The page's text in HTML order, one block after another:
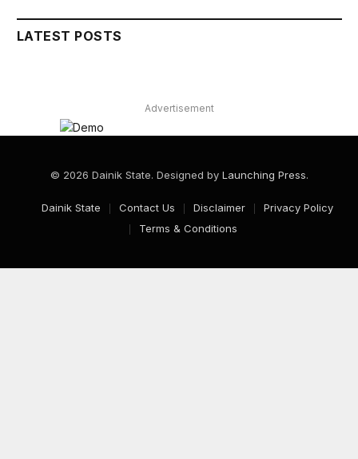
LATEST POSTS
Advertisement
© 2026 Dainik State. Designed by Launching Press.
Dainik State Contact Us Disclaimer
Privacy Policy
Terms & Conditions